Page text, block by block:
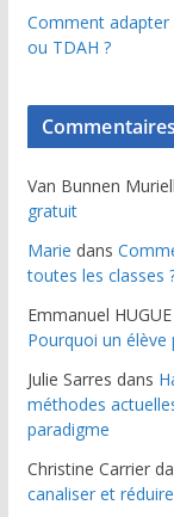
Comment
ou TDAH ?
Van Bunnen
gratuit
Marie dans
toutes les classes
Emmanuel HUGUE
Pourquoi un
Julie Sarres dans
méthodes
paradigme
Christine Carrier
canaliser et